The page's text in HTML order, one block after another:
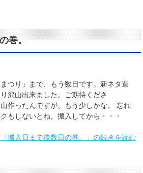
巻。
つり」まで、もう数日です。新ネタ造
沢山出来ました。ご期待くださ
作ったんですが、もう少しかな。 忘れ
もしないとね。搬入してから・・・
「搬入日まで後数日の巻。」の続きを読む